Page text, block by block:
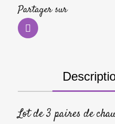
Partager sur
Lot de 3 paires de